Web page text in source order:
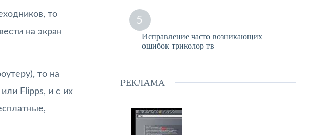
то
на экран
то на
Flipps, и с их
5
Исправление часто возникающих
ошибок триколор тв
РЕКЛАМА